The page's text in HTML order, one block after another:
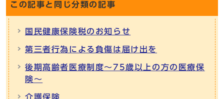
この記事と同じ分類の記事
国民健康保険税のお知らせ
第三者行為による負傷は届け出を
後期高齢者医療制度～75歳以上の方の医療保
険～
介護保険